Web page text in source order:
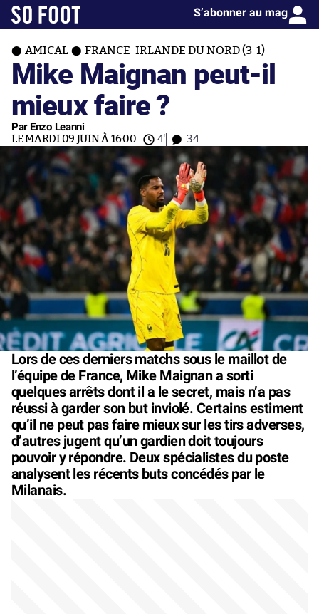
S’abonner au mag
AMICAL FRANCE-IRLANDE DU NORD (3-1)
Mike Maignan peut-il
mieux faire ?
Par Enzo Leanni
LE MARDI 09 JUIN À 16:00 4' 34
Lors de ces derniers matchs sous le maillot de
l’équipe de France, Mike Maignan a sorti
quelques arrêts dont il a le secret, mais n’a pas
réussi à garder son but inviolé. Certains estiment
qu’il ne peut pas faire mieux sur les tirs adverses,
d’autres jugent qu’un gardien doit toujours
pouvoir y répondre. Deux spécialistes du poste
analysent les récents buts concédés par le
Milanais.